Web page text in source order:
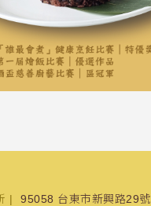
95058 台東市新興路29號